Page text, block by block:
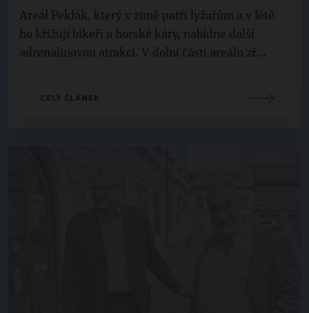
Areál Peklák, který v zimě patří lyžařům a v létě
ho křižují bikeři a horské káry, nabídne další
adrenalinovou atrakci. V dolní části areálu zř...
CELÝ ČLÁNEK